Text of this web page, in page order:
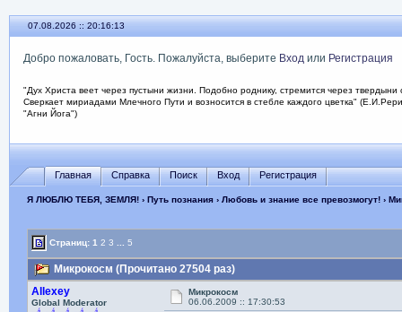
07.08.2026 :: 20:16:14
Добро пожаловать, Гость. Пожалуйста, выберите Входили Регистрация
"Дух Христа веет через пустыни жизни. Подобно роднику, стремится через твердыни
Сверкает мириадами Млечного Пути и возносится в стебле каждого цветка"
"Агни Йога")
Главная Справка Поиск Вход Регистрация
Я ЛЮБЛЮ ТЕБЯ, ЗЕМЛЯ!› Путь познания› Любовь и знание все превозмогут!›
Страниц:1 2 3 5
Микрокосм (Прочитано 27504 раз)
Allexey
Global Moderator
Микрокосм
06.06.2009 :: 17:30:53